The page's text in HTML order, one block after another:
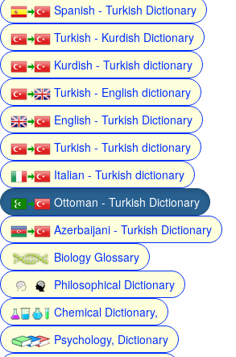
Spanish - Turkish Dictionary
Turkish - Kurdish Dictionary
Kurdish - Turkish dictionary
Turkish - English dictionary
English - Turkish Dictionary
Turkish - Turkish dictionary
Italian - Turkish dictionary
Ottoman - Turkish Dictionary
Azerbaijani - Turkish Dictionary
Biology Glossary
Philosophical Dictionary
Chemical Dictionary,
Psychology, Dictionary